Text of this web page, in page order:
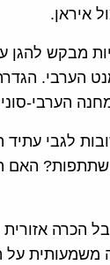
איראן.
מבקש להגן
הערבי.
הערבי-סוני
לגבי
האם
אזורית
על